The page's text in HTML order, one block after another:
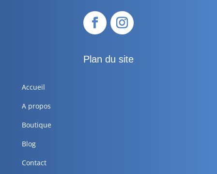
Plan du site
Accueil
A propos
Boutique
Blog
Contact